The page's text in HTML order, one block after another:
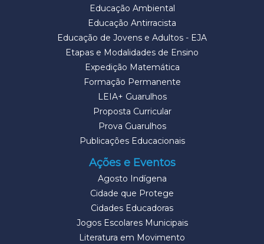
Educação Ambiental
Educação Antirracista
Educação de Jovens e Adultos - EJA
Etapas e Modalidades de Ensino
Expedição Matemática
Formação Permanente
LEIA+ Guarulhos
Proposta Curricular
Prova Guarulhos
Publicações Educacionais
Ações e Eventos
Agosto Indígena
Cidade que Protege
Cidades Educadoras
Jogos Escolares Municipais
Literatura em Movimento